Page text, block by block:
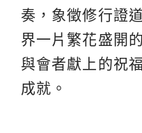
奏，象徵修行證
界一片繁花盛開
與會者獻上的祝
成就。